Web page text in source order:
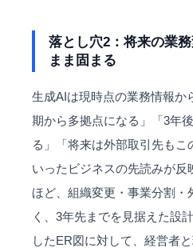
落とし穴2：将来の業
まま固まる
生成AIは現時点の業務情報か
期から多拠点になる」「3年
る」「将来は外部取引先もこ
いったビジネスの先読みが反
ほど、組織変更・事業分割・
く、3年先までを見据えた設
したER図に対して、経営者